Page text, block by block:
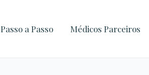
Passo a Passo Médicos Parceiros